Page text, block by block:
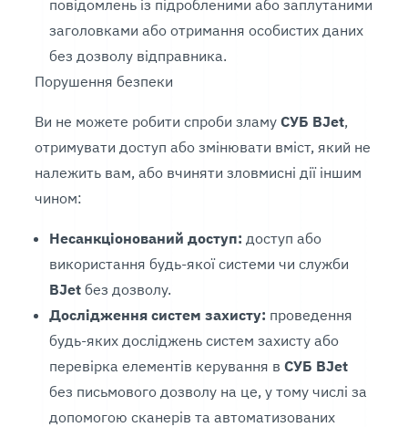
повідомлень із підробленими або заплутаними
заголовками або отримання особистих даних
без дозволу відправника.
Порушення безпеки
Ви не можете робити спроби зламуСУБ BJet,
отримувати доступ або змінювати вміст, який не
належить вам, або вчиняти зловмисні дії іншим
чином:
Несанкціонований доступ: доступ або
використання будь-якої системи чи служби
BJet без дозволу.
Дослідження систем захисту: проведення
будь-яких досліджень систем захисту або
перевірка елементів керування вСУБ BJet
без письмового дозволу на це, у тому числі за
допомогою сканерів та автоматизованих